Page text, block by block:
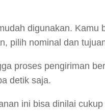
digunakan. Kamu
pilih nominal dan
proses pengiriman
detik saja.
ini bisa dinilai